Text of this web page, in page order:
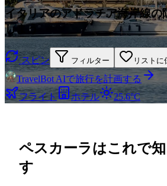
イタリアのアドラチア海岸線の
しよう
スピン フィルター リストに
TravelBot AIで旅行を計画する
フライト
ホテル 25.6°C
ペスカーラはこれで
す